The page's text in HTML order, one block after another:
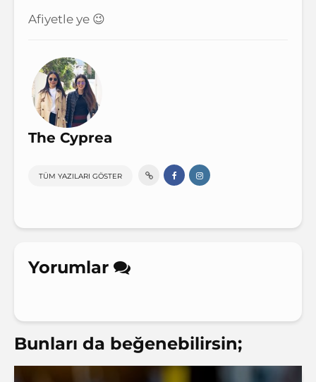
Afiyetle ye 😉
The Cyprea
TÜM YAZILARI GÖSTER
Yorumlar
Bunları da beğenebilirsin;